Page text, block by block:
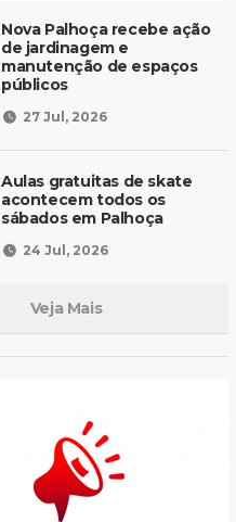
Nova Palhoça recebe ação
de jardinagem e
manutenção de espaços
públicos
27 Jul, 2026
Aulas gratuitas de skate
acontecem todos os
sábados em Palhoça
24 Jul, 2026
Veja Mais